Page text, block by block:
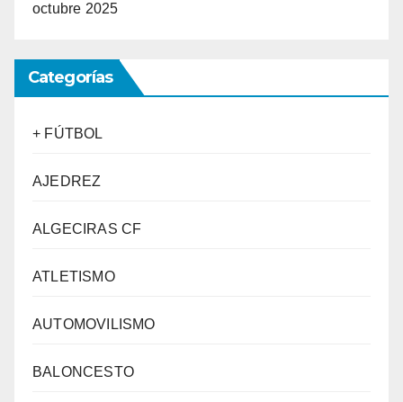
octubre 2025
Categorías
+ FÚTBOL
AJEDREZ
ALGECIRAS CF
ATLETISMO
AUTOMOVILISMO
BALONCESTO